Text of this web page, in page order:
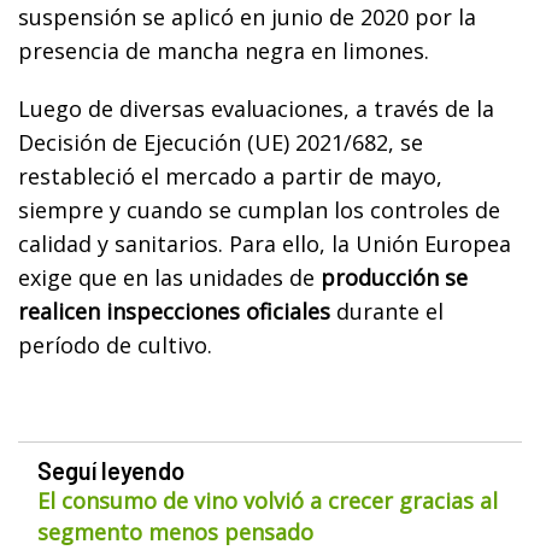
suspensión se aplicó en junio de 2020 por la
presencia de mancha negra en limones.
Luego de diversas evaluaciones, a través de la
Decisión de Ejecución (UE) 2021/682, se
restableció el mercado a partir de mayo,
siempre y cuando se cumplan los controles de
calidad y sanitarios. Para ello, la Unión Europea
exige que en las unidades de producción se
realicen inspecciones oficiales durante el
período de cultivo.
Seguí leyendo
El consumo de vino volvió a crecer gracias al
segmento menos pensado